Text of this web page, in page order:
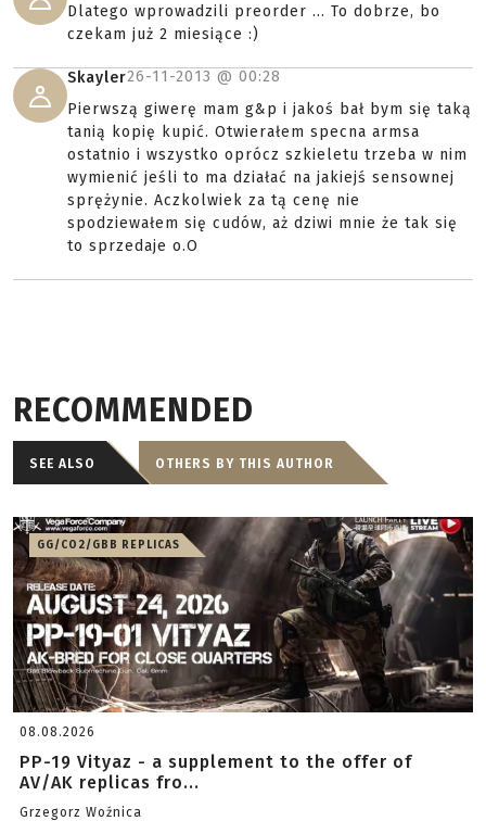
Dlatego wprowadzili preorder ... To dobrze, bo
czekam już 2 miesiące :)
Skayler26-11-2013 @ 00:28
Pierwszą giwerę mam g&p i jakoś bał bym się taką
tanią kopię kupić. Otwierałem specna armsa
ostatnio i wszystko oprócz szkieletu trzeba w nim
wymienić jeśli to ma działać na jakiejś sensownej
sprężynie. Aczkolwiek za tą cenę nie
spodziewałem się cudów, aż dziwi mnie że tak się
to sprzedaje o.O
RECOMMENDED
SEE ALSO OTHERS BY THIS AUTHOR
GG/CO2/GBB REPLICAS
08.08.2026
PP-19 Vityaz - a supplement to the offer of
AV/AK replicas fro...
Grzegorz Woźnica